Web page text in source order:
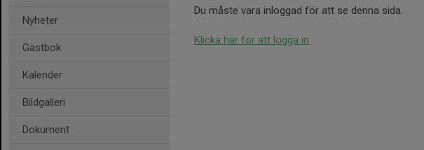
Nyheter
Gästbok
Kalender
Bildgalleri
Dokument
Du måste vara inloggad för att se denna sida.
Klicka här för att logga in